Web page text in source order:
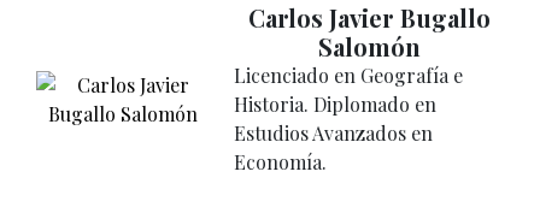
Carlos Javier Bugallo
Salomón
Licenciado en Geografía e
Historia. Diplomado en
Estudios Avanzados en
Economía.